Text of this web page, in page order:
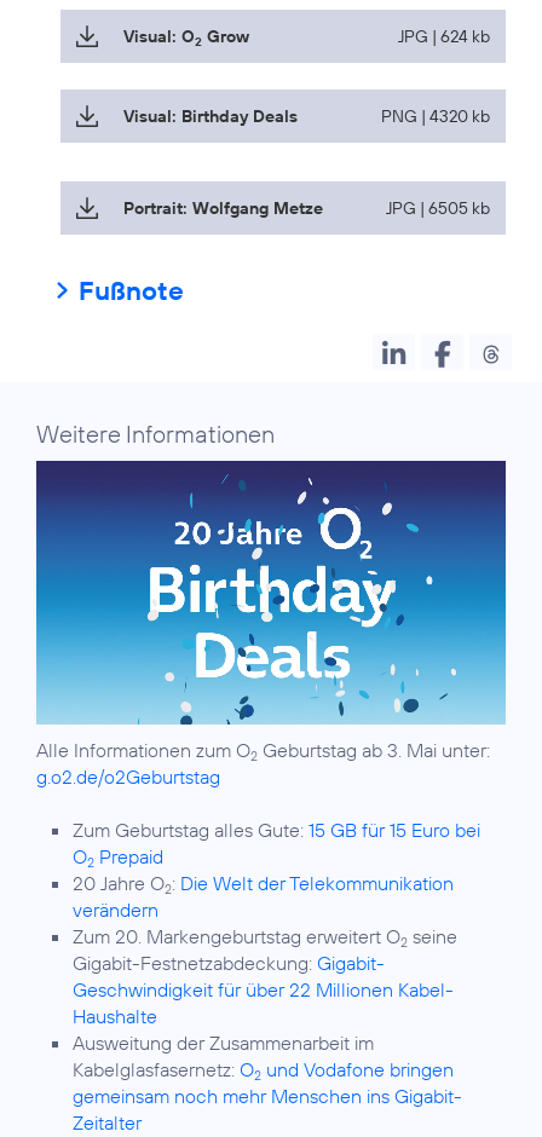
Visual: O2 Grow JPG | 624 kb
Visual: Birthday Deals PNG | 4320 kb
Portrait: Wolfgang Metze JPG | 6505 kb
Fußnote
Weitere Informationen
Alle Informationen zum O2 Geburtstag ab 3. Mai unter:
g.o2.de/o2Geburtstag
Zum Geburtstag alles Gute: 15 GB für 15 Euro bei
O2 Prepaid
20 Jahre O2: Die Welt der Telekommunikation
verändern
Zum 20. Markengeburtstag erweitert O2 seine
Gigabit-Festnetzabdeckung: Gigabit-
Geschwindigkeit für über 22 Millionen Kabel-
Haushalte
Ausweitung der Zusammenarbeit im
Kabelglasfasernetz: O2 und Vodafone bringen
gemeinsam noch mehr Menschen ins Gigabit-
Zeitalter